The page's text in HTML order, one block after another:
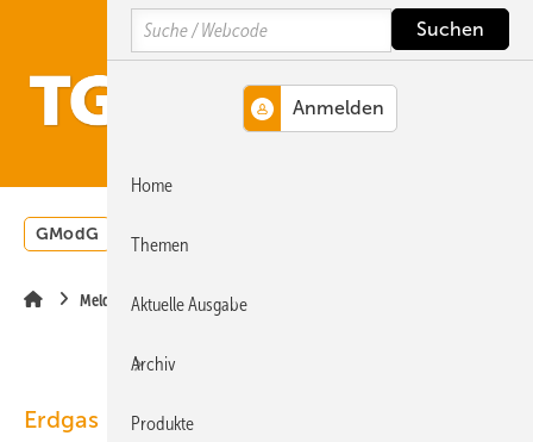
Hauptinhalt
Hauptmenü
SiteSearch
GModG Wärmepumpe
Meldungen
Erdgas
Search
Home
Themen
Aktuelle Ausgabe
Archiv
Produkte